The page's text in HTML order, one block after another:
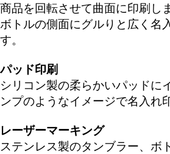
商品を回転させて曲面に印刷し
ボトルの側面にグルりと広く名
す。
パッド印刷
シリコン製の柔らかいパッドに
ンプのようなイメージで名入れ
レーザーマーキング
ステンレス製のタンブラー、ボ